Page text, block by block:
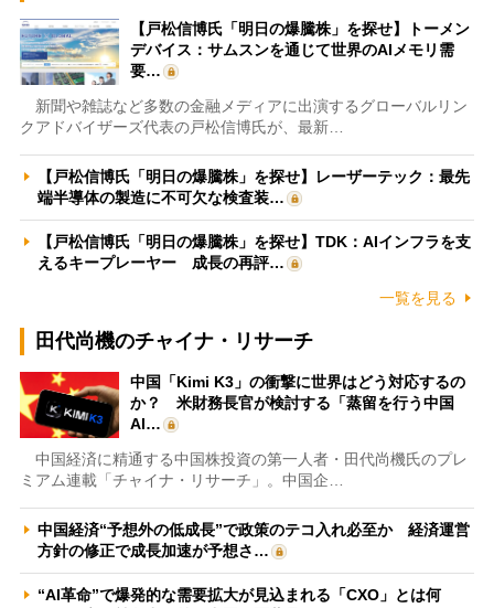
【戸松信博氏「明日の爆騰株」を探せ】トーメン
デバイス：サムスンを通じて世界のAIメモリ需
要…
新聞や雑誌など多数の金融メディアに出演するグローバルリン
クアドバイザーズ代表の戸松信博氏が、最新…
【戸松信博氏「明日の爆騰株」を探せ】レーザーテック：最先
端半導体の製造に不可欠な検査装…
【戸松信博氏「明日の爆騰株」を探せ】TDK：AIインフラを支
えるキープレーヤー 成長の再評…
一覧を見る
田代尚機のチャイナ・リサーチ
中国「Kimi K3」の衝撃に世界はどう対応するの
か？ 米財務長官が検討する「蒸留を行う中国
AI…
中国経済に精通する中国株投資の第一人者・田代尚機氏のプレ
ミアム連載「チャイナ・リサーチ」。中国企…
中国経済“予想外の低成長”で政策のテコ入れ必至か 経済運営
方針の修正で成長加速が予想さ…
“AI革命”で爆発的な需要拡大が見込まれる「CXO」とは何